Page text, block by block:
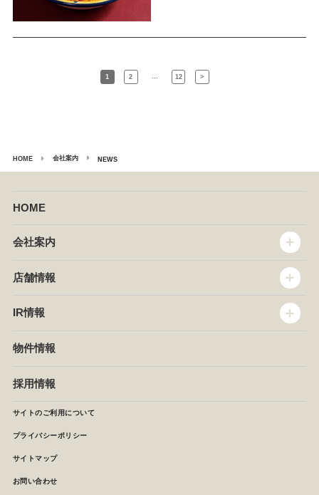
1 2 … 12 >
HOME 会社案内 NEWS
HOME
会社案内
企業情報
セントラルキッチン
NEWS
店舗情報
椿屋珈琲
イタリアンダイニングDONA
店舗検索
IR情報
IRニュース
月次報告
決算短信
株主の皆様へ
よくあるご質問 (株主優待制度)
物件情報
採用情報
サイトのご利用について
プライバシーポリシー
サイトマップ
お問い合わせ